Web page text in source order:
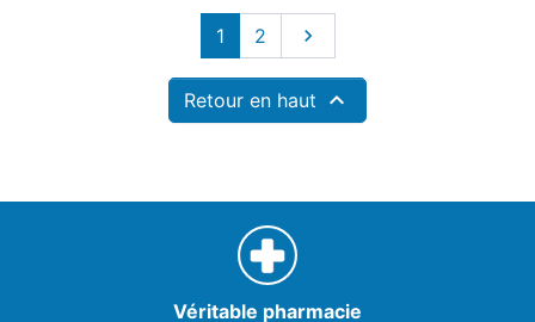
1 2 Suivant

Retour en haut 
Véritable pharmacie